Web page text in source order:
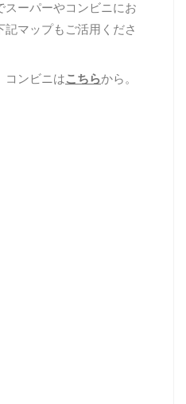
スーパーやコンビニにお
マップもご活用くださ
コンビニはこちらから。